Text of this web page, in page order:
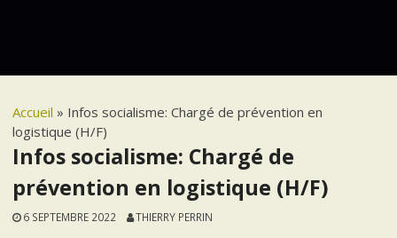
Accueil » Infos socialisme: Chargé de prévention en
logistique (H/F)
Infos socialisme: Chargé de
prévention en logistique (H/F)
6 SEPTEMBRE 2022 THIERRY PERRIN